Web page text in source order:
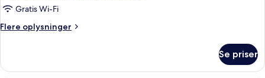
Gratis Wi-Fi
Flere oplysninger
Flere
værelse
Se priser